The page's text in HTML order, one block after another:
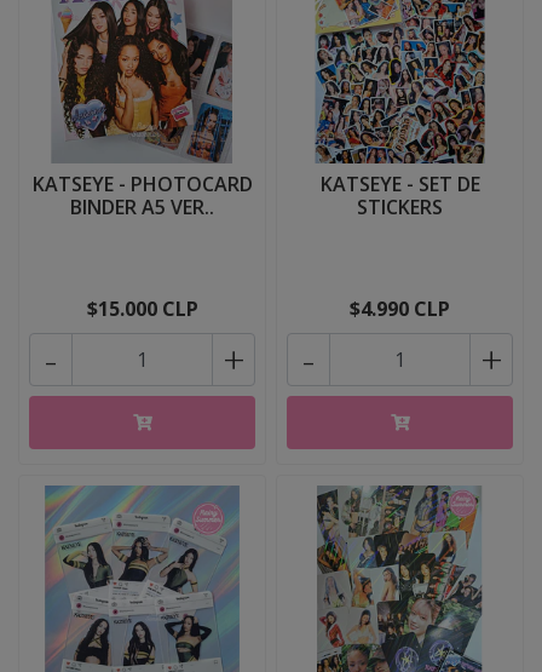
KATSEYE - PHOTOCARD
BINDER A5 VER..
$15.000 CLP
+
-
KATSEYE - SET DE
STICKERS
$4.990 CLP
+
-